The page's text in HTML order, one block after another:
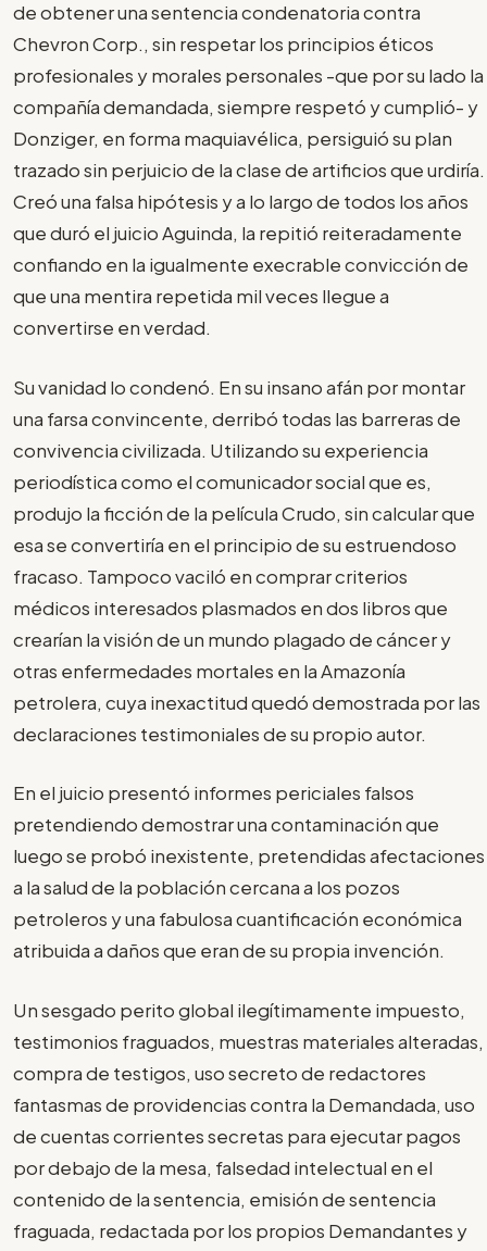
de obtener una sentencia condenatoria contra
Chevron Corp., sin respetar los principios éticos
profesionales y morales personales -que por su lado la
compañía demandada, siempre respetó y cumplió- y
Donziger, en forma maquiavélica, persiguió su plan
trazado sin perjuicio de la clase de artificios que urdiría.
Creó una falsa hipótesis y a lo largo de todos los años
que duró el juicio Aguinda, la repitió reiteradamente
confiando en la igualmente execrable convicción de
que una mentira repetida mil veces llegue a
convertirse en verdad.
Su vanidad lo condenó. En su insano afán por montar
una farsa convincente, derribó todas las barreras de
convivencia civilizada. Utilizando su experiencia
periodística como el comunicador social que es,
produjo la ficción de la película Crudo, sin calcular que
esa se convertiría en el principio de su estruendoso
fracaso. Tampoco vaciló en comprar criterios
médicos interesados plasmados en dos libros que
crearían la visión de un mundo plagado de cáncer y
otras enfermedades mortales en la Amazonía
petrolera, cuya inexactitud quedó demostrada por las
declaraciones testimoniales de su propio autor.
En el juicio presentó informes periciales falsos
pretendiendo demostrar una contaminación que
luego se probó inexistente, pretendidas afectaciones
a la salud de la población cercana a los pozos
petroleros y una fabulosa cuantificación económica
atribuida a daños que eran de su propia invención.
Un sesgado perito global ilegítimamente impuesto,
testimonios fraguados, muestras materiales alteradas,
compra de testigos, uso secreto de redactores
fantasmas de providencias contra la Demandada, uso
de cuentas corrientes secretas para ejecutar pagos
por debajo de la mesa, falsedad intelectual en el
contenido de la sentencia, emisión de sentencia
fraguada, redactada por los propios Demandantes y